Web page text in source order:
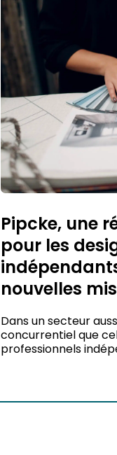
Pipcke, une
pour les
nouvelles
Dans un secteur
concurrentiel que
professionnels
tout en maintenant